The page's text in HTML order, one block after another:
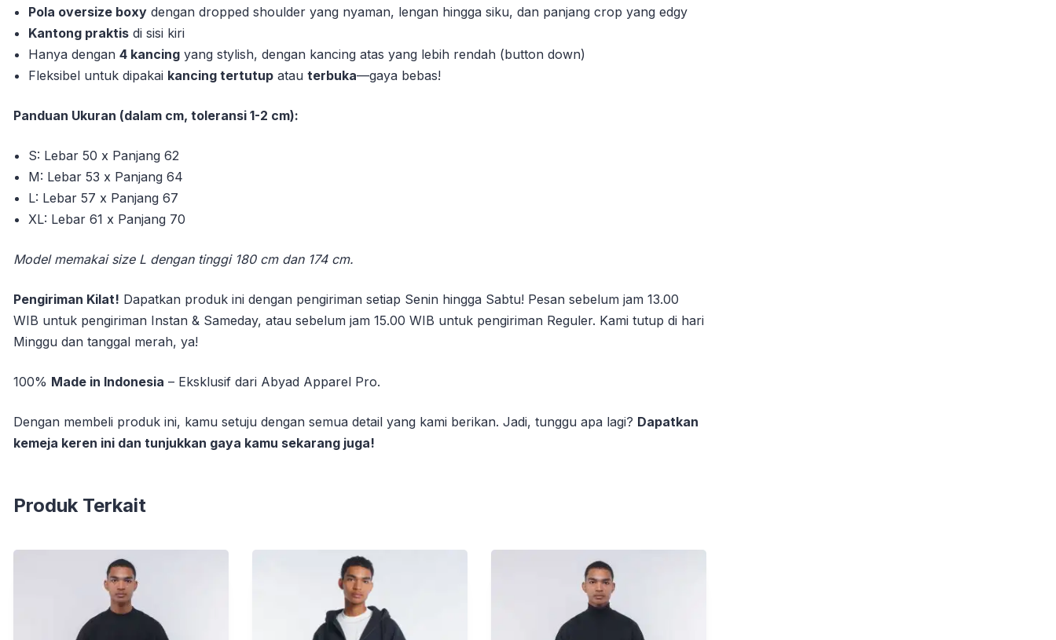
Pola oversize boxy dengan dropped shoulder yang nyaman, lengan hingga siku, dan panjang crop yang edgy
Kantong praktis di sisi kiri
Hanya dengan4 kancing yang stylish, dengan kancing atas yang lebih rendah (button down)
Fleksibel untuk dipakai kancing tertutup atauterbuka—gaya bebas!
Panduan Ukuran (dalam cm, toleransi 1-2 cm):
S: Lebar 50 x Panjang 62
M: Lebar 53 x Panjang 64
L: Lebar 57 x Panjang 67
XL: Lebar 61 x Panjang 70
Model memakai size L dengan tinggi 180 cm dan 174 cm.
Pengiriman Kilat! Dapatkan produk ini dengan pengiriman setiap Senin hingga Sabtu! Pesan sebelum jam 13.00
WIB untuk pengiriman Instan & Sameday, atau sebelum jam 15.00 WIB untuk pengiriman Reguler. Kami tutup di hari
Minggu dan tanggal merah, ya!
100% Made in Indonesia – Eksklusif dari Abyad Apparel Pro.
Dengan membeli produk ini, kamu setuju dengan semua detail yang kami berikan. Jadi, tunggu apa lagi? Dapatkan
kemeja keren ini dan tunjukkan gaya kamu sekarang juga!
Produk Terkait